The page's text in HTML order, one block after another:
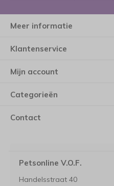
Meer informatie
Klantenservice
Mijn account
Categorieën
Contact
Petsonline V.O.F.
Handelsstraat 40